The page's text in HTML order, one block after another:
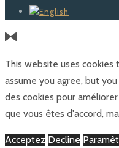
This website uses cookies
assume you agree, but
des cookies pour
que vous êtes d'accord,
Acceptez Decline